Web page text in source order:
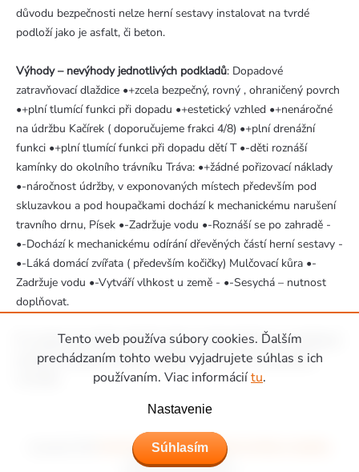
Tento web používa súbory cookies. Ďalším
prechádzaním tohto webu vyjadrujete súhlas s ich
používaním. Viac informáciítu.
Nastavenie
Súhlasím
důvodu bezpečnosti nelze herní sestavy instalovat na tvrdé
podloží jako je asfalt, či beton.
Výhody – nevýhody jednotlivých podkladů: Dopadové
zatravňovací dlaždice •+zcela bezpečný, rovný , ohraničený povrch
•+plní tlumící funkci při dopadu •+estetický vzhled •+nenáročné
na údržbu Kačírek ( doporučujeme frakci 4/8) •+plní drenážní
funkci •+plní tlumící funkci při dopadu dětí T •-děti roznáší
kamínky do okolního trávníku Tráva: •+žádné pořizovací náklady
•-náročnost údržby, v exponovaných místech především pod
skluzavkou a pod houpačkami dochází k mechanickému narušení
travního drnu, Písek •-Zadržuje vodu •-Roznáší se po zahradě -
•-Dochází k mechanickému odírání dřevěných částí herní sestavy -
•-Láká domácí zvířata ( především kočičky) Mulčovací kůra •-
Zadržuje vodu •-Vytváří vlhkost u země - •-Sesychá – nutnost
doplňovat.
Po realizaci montáže obdržíte daňový doklad (fakturu) a předávací
protokol. Montáž uhradíte montážní firmě až po uskutečnění
Ihriská Piccolino - Detské ihriská, domčeky a hojdačky
Všetky práva vyhradené.